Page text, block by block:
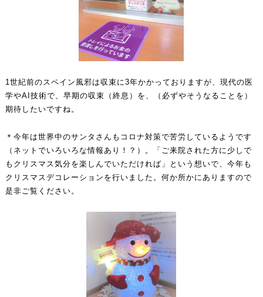
1世紀前のスペイン風邪は収束に3年かかっておりますが、現代の医
学やAI技術で、早期の収束（終息）を、（必ずやそうなることを）
期待したいですね。
＊今年は世界中のサンタさんもコロナ対策で苦労しているようです
（ネットでいろいろな情報あり！？）。「ご来院された方に少しで
もクリスマス気分を楽しんでいただければ」という想いで、今年も
クリスマスデコレーションを行いました。何か所かにありますので
是非ご覧ください。